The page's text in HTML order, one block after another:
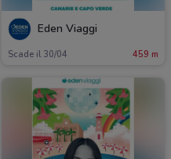
Eden Viaggi
Scade il 30/04 459 m